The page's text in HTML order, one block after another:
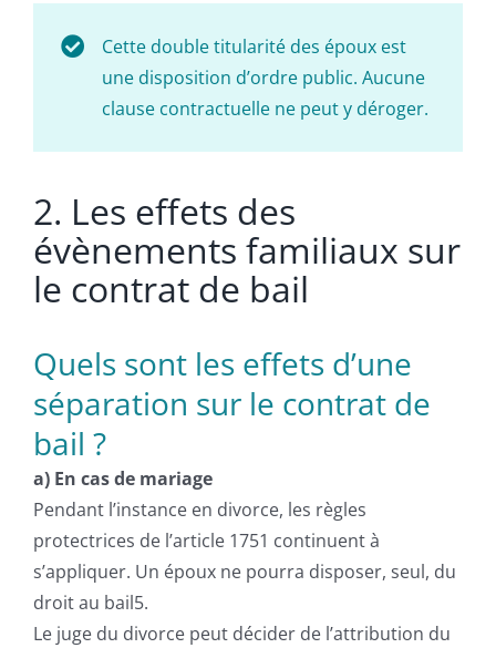
Cette double titularité des époux est
une disposition d’ordre public. Aucune
clause contractuelle ne peut y déroger.
2. Les effets des
évènements familiaux sur
le contrat de bail
Quels sont les effets d’une
séparation sur le contrat de
bail ?
a) En cas de mariage
Pendant l’instance en divorce, les règles
protectrices de l’article 1751 continuent à
s’appliquer. Un époux ne pourra disposer, seul, du
droit au bail5.
Le juge du divorce peut décider de l’attribution du